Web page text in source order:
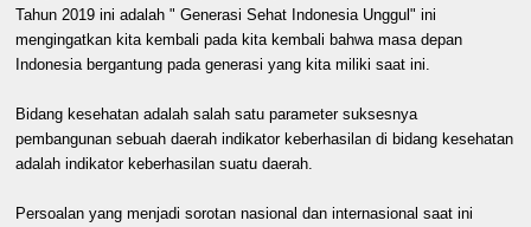
Tahun 2019 ini adalah " Generasi Sehat Indonesia Unggul" ini
mengingatkan kita kembali pada kita kembali bahwa masa depan
Indonesia bergantung pada generasi yang kita miliki saat ini.
Bidang kesehatan adalah salah satu parameter suksesnya
pembangunan sebuah daerah indikator keberhasilan di bidang kesehatan
adalah indikator keberhasilan suatu daerah.
Persoalan yang menjadi sorotan nasional dan internasional saat ini